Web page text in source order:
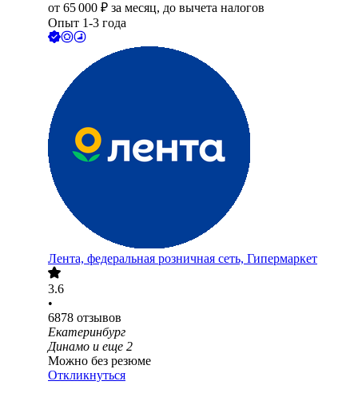
от 65 000 ₽ за месяц, до вычета налогов
Опыт 1-3 года
Лента, федеральная розничная сеть, Гипермаркет
3.6
•
6878 отзывов
Екатеринбург
Динамо и еще 2
Можно без резюме
Откликнуться